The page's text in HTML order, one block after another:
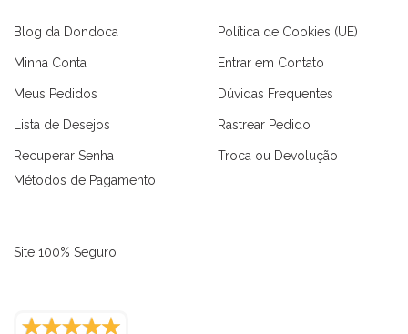
Blog da Dondoca
Minha Conta
Meus Pedidos
Lista de Desejos
Recuperar Senha
Política de Cookies (UE)
Entrar em Contato
Dúvidas Frequentes
Rastrear Pedido
Troca ou Devolução
Métodos de Pagamento
Site 100% Seguro